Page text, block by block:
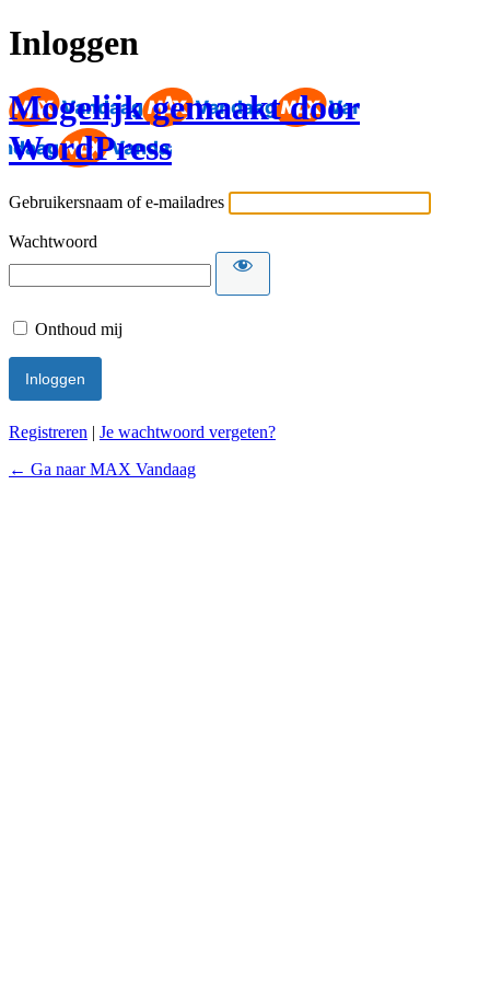
Inloggen
Mogelijk gemaakt door
WordPress
Gebruikersnaam of e-mailadres
Wachtwoord
Onthoud mij
Registreren | Je wachtwoord vergeten?
← Ga naar MAX Vandaag